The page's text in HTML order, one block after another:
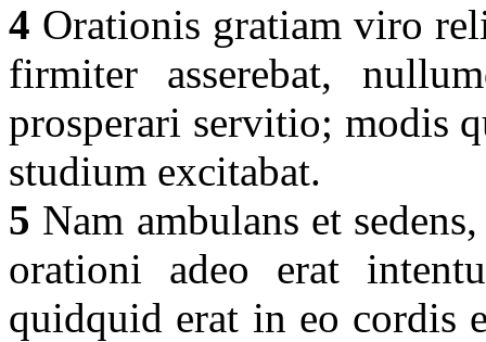
4 Orationis gratiam viro
firmiter asserebat,
prosperari servitio; modis
studium excitabat.
5 Nam ambulans et
orationi adeo erat
quidquid erat in eo cordis